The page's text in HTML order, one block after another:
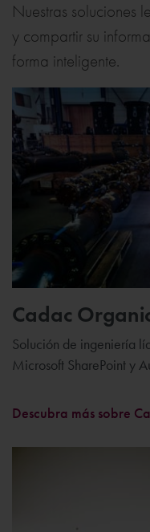
Nuestras soluciones
y compartir su
forma inteligente.
Cadac
Solución de ingeniería
Microsoft SharePoint y
Descubra más sobre